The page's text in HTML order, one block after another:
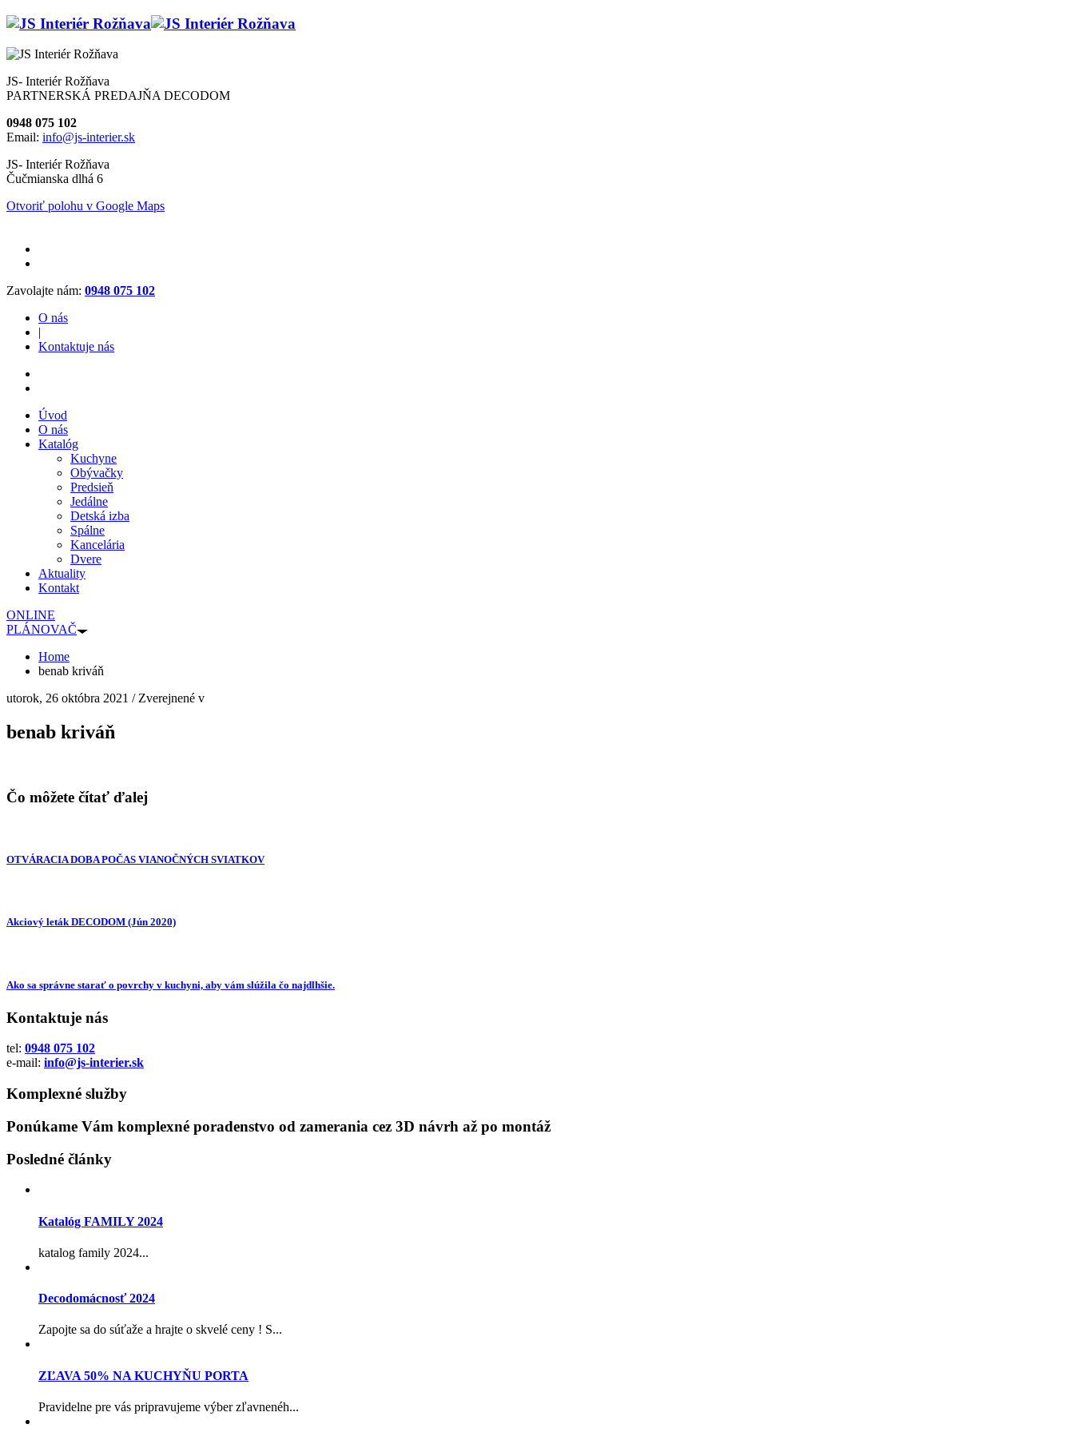
JS- Interiér Rožňava
PARTNERSKÁ PREDAJŇA DECODOM
0948 075 102
Email: info@js-interier.sk
JS- Interiér Rožňava
Čučmianska dlhá 6
Otvoriť polohu v Google Maps
Zavolajte nám: 0948 075 102
O nás
|
Kontaktuje nás
Úvod
O nás
Katalóg
Kuchyne
Obývačky
Predsieň
Jedálne
Detská izba
Spálne
Kancelária
Dvere
Aktuality
Kontakt
ONLINE
PLÁNOVAČ
Home
benab kriváň
utorok, 26 októbra 2021 /Zverejnené v
benab kriváň
Čo môžete čítať ďalej
OTVÁRACIA DOBA POČAS VIANOČNÝCH SVIATKOV
Akciový leták DECODOM (Jún 2020)
Ako sa správne starať o povrchy v kuchyni, aby vám slúžila čo najdlhšie.
Kontaktuje nás
tel: 0948 075 102
e-mail: info@js-interier.sk
Komplexné služby
Ponúkame Vám komplexné poradenstvo od zamerania cez 3D návrh až po montáž
Posledné články
Katalóg FAMILY 2024
katalog family 2024...
Decodomácnosť 2024
Zapojte sa do súťaže a hrajte o skvelé ceny ! S...
ZĽAVA 50% NA KUCHYŇU PORTA
Pravidelne pre vás pripravujeme výber zľavnenéh...